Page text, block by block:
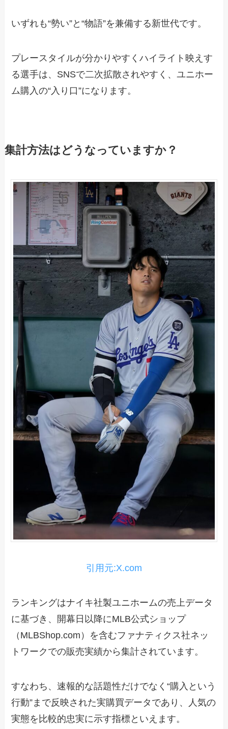
いずれも“勢い”と“物語”を兼備する新世代です。
プレースタイルが分かりやすくハイライト映えす
る選手は、SNSで二次拡散されやすく、ユニホー
ム購入の“入り口”になります。
集計方法はどうなっていますか？
引用元:X.com
ランキングはナイキ社製ユニホームの売上データ
に基づき、開幕日以降にMLB公式ショップ
（MLBShop.com）を含むファナティクス社ネッ
トワークでの販売実績から集計されています。
すなわち、速報的な話題性だけでなく“購入という
行動”まで反映された実購買データであり、人気の
実態を比較的忠実に示す指標といえます。